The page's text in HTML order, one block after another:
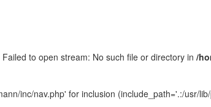
to open stream: No such file or directory in /
inc/nav.php' for inclusion (include_path='.:/usr/